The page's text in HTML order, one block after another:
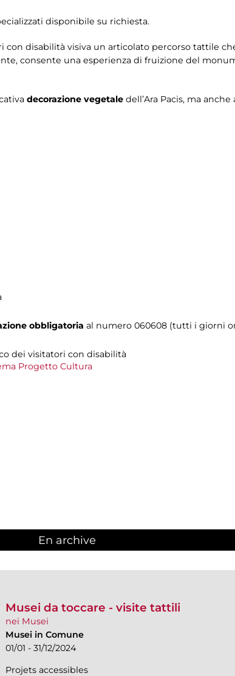
disponibile su richiesta.
con disabilità visiva un articolato percorso tattile
consente una esperienza di fruizione del
decorazione vegetale dell’Ara Pacis, ma
obbligatoria al numero 060608 (tutti i giorni
dei visitatori con disabilità
Progetto Cultura
En archive
Musei da toccare - visite tattili
nei Musei
Musei in Comune
01/01 - 31/12/2024
Projets accessibles